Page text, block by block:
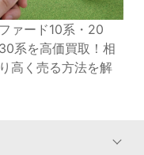
ァード10系・20
系を高価買取！相
高く売る方法を解